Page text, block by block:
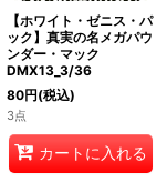
【ホワイト・ゼニス・パ
ック】真実の名メガパウ
ンダー・マック
DMX13_3/36
80円(税込)
3点
カートに入れる